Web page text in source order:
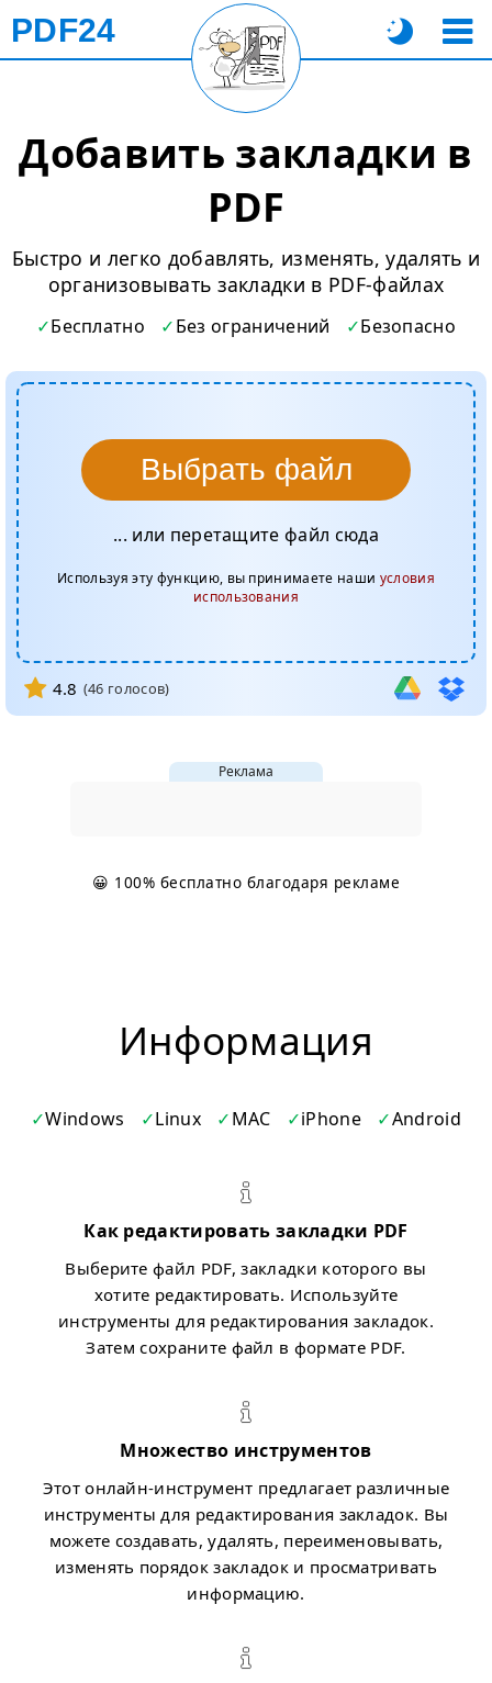
PDF24
Добавить закладки в
PDF
Быстро и легко добавлять, изменять, удалять и
организовывать закладки в PDF-файлах
Бесплатно Без ограничений Безопасно
Выбрать файл
... или перетащите файл сюда
Используя эту функцию, вы принимаете наши условия
использования
4.8 (46 голосов)
Реклама
😀 100% бесплатно благодаря рекламе
Информация
Windows Linux MAC iPhone Android
Как редактировать закладки PDF
Выберите файл PDF, закладки которого вы
хотите редактировать. Используйте
инструменты для редактирования закладок.
Затем сохраните файл в формате PDF.
Множество инструментов
Этот онлайн-инструмент предлагает различные
инструменты для редактирования закладок. Вы
можете создавать, удалять, переименовывать,
изменять порядок закладок и просматривать
информацию.